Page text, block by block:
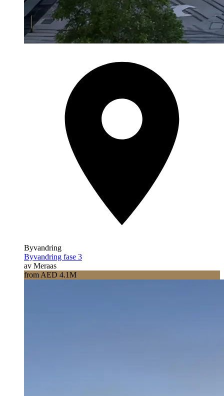
Byvandring
Byvandring fase 3
av Meraas
from AED 4.1M